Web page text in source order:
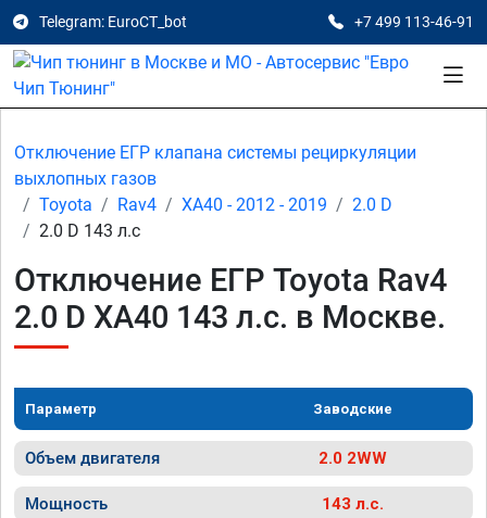
Telegram: EuroCT_bot +7 499 113-46-91
Отключение ЕГР клапана системы рециркуляции
выхлопных газов
Toyota
Rav4 XA40 - 2012 - 2019
2.0 D
2.0 D 143 л.с
Отключение ЕГР Toyota Rav4
2.0 D XA40 143 л.с. в Москве.
Параметр Заводские
Объем двигателя 2.0 2WW
Мощность 143 л.с.